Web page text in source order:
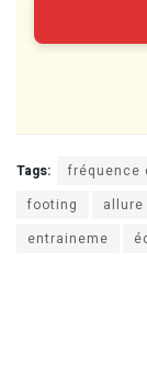
Tags: fréquence
footing
allure
entraineme